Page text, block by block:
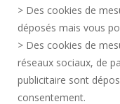
MAPA DEL SITIO
DATOS PERSONALES
ACCESIBILIDAD
> Des cookies de
déposés mais vous
> Des cookies de
réseaux sociaux, de
publicitaire sont
consentement.